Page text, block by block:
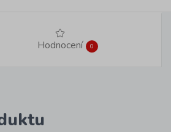
Hodnocení 0